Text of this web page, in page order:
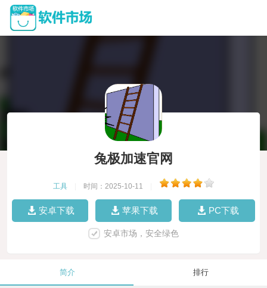
兔极加速官网
工具 时间：2025-10-11
安卓下载 苹果下载 PC下载
安卓市场，安全绿色
简介 排行